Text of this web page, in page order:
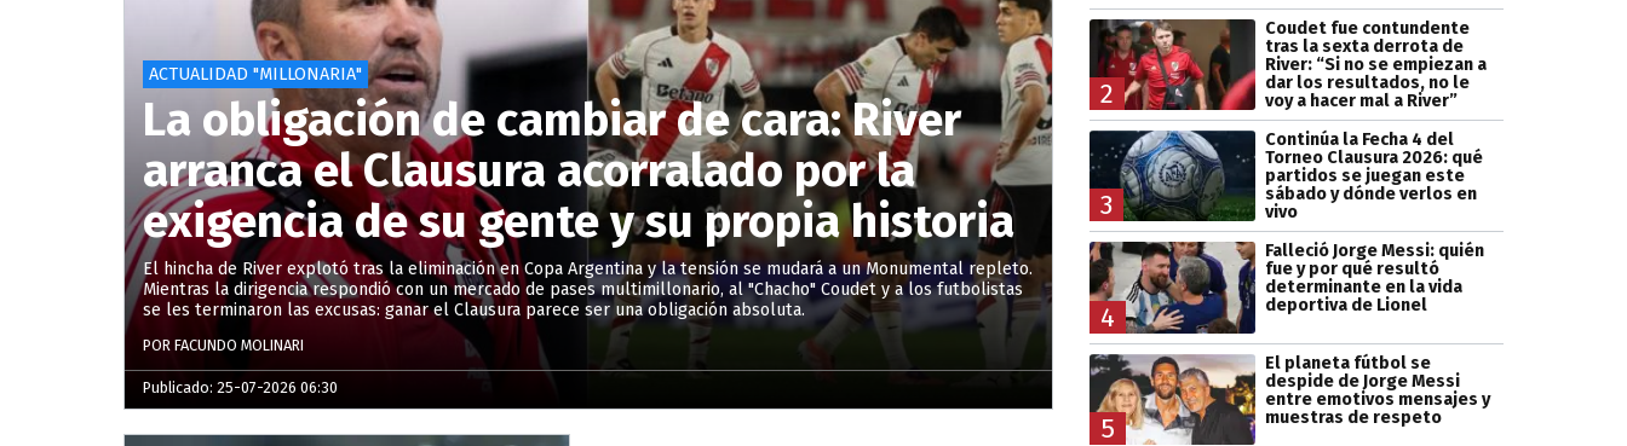
ACTUALIDAD "MILLONARIA"
La obligación de cambiar de cara: River
arranca el Clausura acorralado por la
exigencia de su gente y su propia historia
El hincha de River explotó tras la eliminación en Copa Argentina y la tensión se mudará a un Monumental repleto.
Mientras la dirigencia respondió con un mercado de pases multimillonario, al "Chacho" Coudet y a los futbolistas
se les terminaron las excusas: ganar el Clausura parece ser una obligación absoluta.
POR FACUNDO MOLINARI
Publicado: 25-07-2026 06:30
2
Coudet fue contundente
tras la sexta derrota de
River: “Si no se empiezan a
dar los resultados, no le
voy a hacer mal a River”
3
Continúa la Fecha 4 del
Torneo Clausura 2026: qué
partidos se juegan este
sábado y dónde verlos en
vivo
4
Falleció Jorge Messi: quién
fue y por qué resultó
determinante en la vida
deportiva de Lionel
5
El planeta fútbol se
despide de Jorge Messi
entre emotivos mensajes y
muestras de respeto